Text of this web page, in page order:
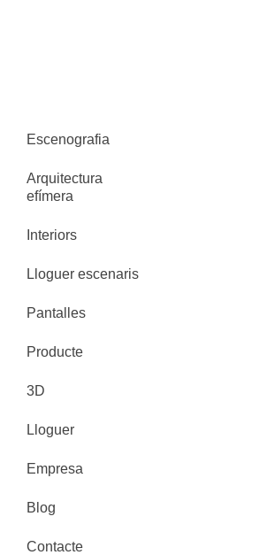
Escenografia
Arquitectura
efímera
Interiors
Lloguer escenaris
Pantalles
Producte
3D
Lloguer
Empresa
Blog
Contacte